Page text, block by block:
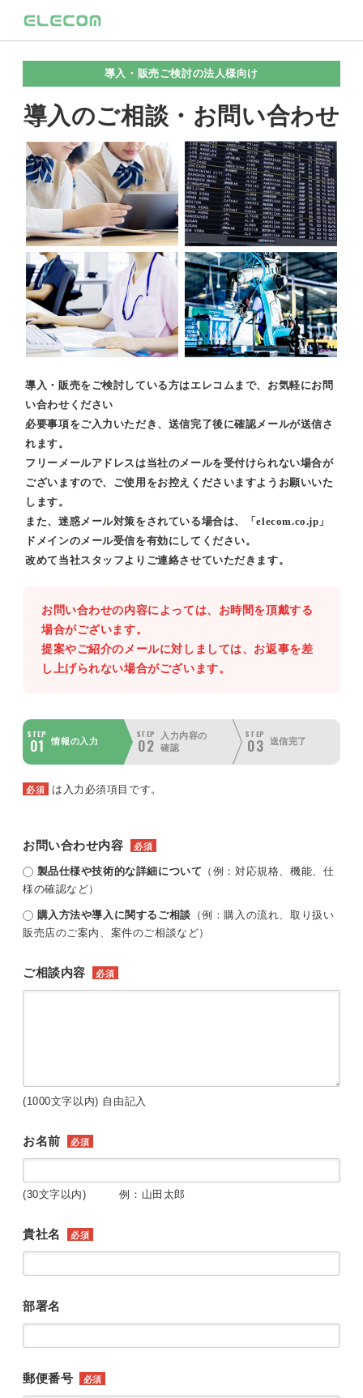
導入・販売ご検討の法人様向け
導入のご相談・お問い合わせ
導入・販売をご検討している方はエレコムまで、お気軽にお問
い合わせください
必要事項をご入力いただき、送信完了後に確認メールが送信さ
れます。
フリーメールアドレスは当社のメールを受付けられない場合が
ございますので、ご使用をお控えくださいますようお願いいた
します。
また、迷惑メール対策をされている場合は、「elecom.co.jp」
ドメインのメール受信を有効にしてください。
改めて当社スタッフよりご連絡させていただきます。
お問い合わせの内容によっては、お時間を頂戴する
場合がございます。
提案やご紹介のメールに対しましては、お返事を差
し上げられない場合がございます。
STEP
01 情報の入力
STEP
02
入力内容の
確認
STEP
03 送信完了
必須 は入力必須項目です。
お問い合わせ内容 必須
製品仕様や技術的な詳細について （例：対応規格、機能、仕
様の確認など）
購入方法や導入に関するご相談 （例：購入の流れ、取り扱い
販売店のご案内、案件のご相談など）
ご相談内容 必須
(1000文字以内) 自由記入
お名前 必須
(30文字以内) 例：山田太郎
貴社名 必須
部署名
郵便番号 必須